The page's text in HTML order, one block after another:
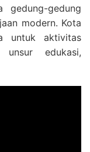
gedung
modern. Kota
untuk aktivitas
edukasi,